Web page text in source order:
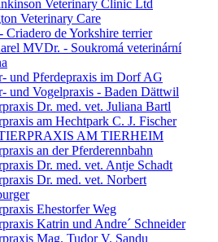
Veterinary Clinic Ltd
Veterinary Care
Criadero de Yorkshire terrier
MVDr. - Soukromá veterinární
und Pferdepraxis im Dorf AG
und Vogelpraxis - Baden Dättwil
Dr. med. vet. Juliana Bartl
am Hechtpark C. J. Fischer
AM TIERHEIM
an der Pferderennbahn
Dr. med. vet. Antje Schadt
Dr. med. vet. Norbert
Ehestorfer Weg
Katrin und Andre´ Schneider
Mag. Tudor V. Sandu